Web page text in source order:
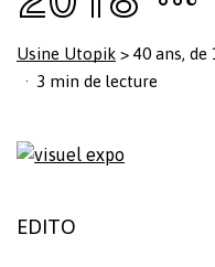
Usine Utopik >40 ans, de
3 min de lecture
EDITO